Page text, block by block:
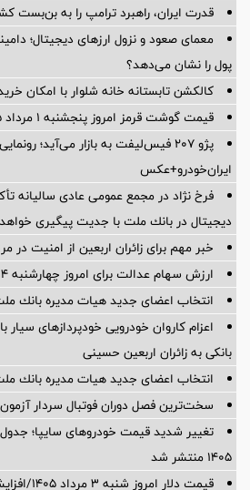
قدرت ایران، راهبرد ترامپ را به بن‌بست
معمای صعود و نزول ارزهای دیجیتال؛
پول را نشان می‌دهد؟
کالکشن تابستانه خانه شلوار با امکان
قیمت گوشت قرمز امروز پنجشنبه ۱ مرداد ۱۴۰۵ +جدول
پژو ۲۰۷ فیس‌لیفت به بازار می‌آید؛
ایران‌خودرو+عکس
فرخ نژاد در مجمع عمومی عادی سالیانه
دیجیتال در بانك ملت با جدیت پیگیری
خبر مهم برای زائران اربعین از امنیت در
ارزش سهام عدالت برای امروز چهارشنبه ۱۴ مرداد + جدول
انتخاب اعضای جدید هیات مدیره بانك
اعزام کاروان خودرویی خودپردازهای
بانکی به زائران اربعین حسینی
انتخاب اعضای جدید هیات مدیره بانك
سخت‌ترین فصل دوران فوتبال سردار
۱۴۰۵ منتشر شد
قیمت دلار امروز شنبه ۳ مرداد ۱۴۰۵/افزایش قیمت